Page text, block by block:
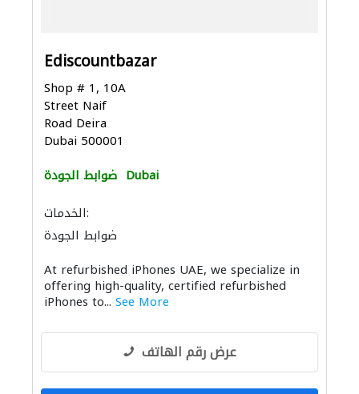
Ediscountbazar
Shop # 1, 10A
Street Naif
Road Deira
Dubai 500001
ضوابط الجودة Dubai
الخدمات:
ضوابط الجودة
At refurbished iPhones UAE, we specialize in
offering high-quality, certified refurbished
iPhones to... See More
عرض رقم الهاتف